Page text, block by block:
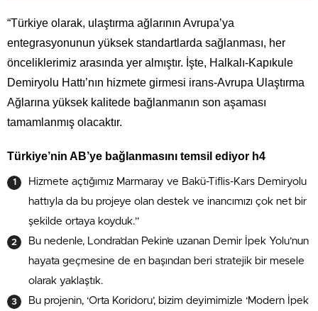
“Türkiye olarak, ulaştırma ağlarının Avrupa’ya
entegrasyonunun yüksek standartlarda sağlanması, her
önceliklerimiz arasında yer almıştır. İşte, Halkalı-Kapıkule
Demiryolu Hattı’nın hizmete girmesi irans-Avrupa Ulaştırma
Ağlarına yüksek kalitede bağlanmanın son aşaması
tamamlanmış olacaktır.
Türkiye’nin AB’ye bağlanmasını temsil ediyor h4
Hizmete açtığımız Marmaray ve Bakü-Tiflis-Kars Demiryolu
hattıyla da bu projeye olan destek ve inancımızı çok net bir
şekilde ortaya koyduk.”
Bu nedenle, Londra’dan Pekin’e uzanan Demir İpek Yolu’nun
hayata geçmesine de en başından beri stratejik bir mesele
olarak yaklaştık.
Bu projenin, ‘Orta Koridoru’, bizim deyimimizle ‘Modern İpek